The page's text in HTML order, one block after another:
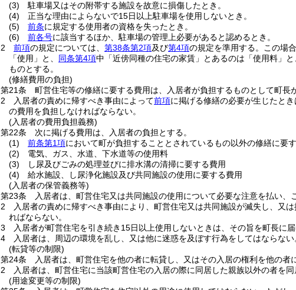
(3)
駐車場又はその附帯する施設を故意に損傷したとき。
(4)
正当な理由によらないで15日以上駐車場を使用しないとき。
(5)
前条に規定する使用者の資格を失ったとき。
(6)
前各号に該当するほか、駐車場の管理上必要があると認めるとき。
2
前項の規定については、 第38条第2項及び第4項の規定を準用する。 この場
「使用」と、 同条第4項中「近傍同種の住宅の家賃」とあるのは「使用料」
ものとする。
(修繕費用の負担)
第21条
町営住宅等の修繕に要する費用は、入居者が負担するものとして町長
2
入居者の責めに帰すべき事由によって前項に掲げる修繕の必要が生じたとき
の費用を負担しなければならない。
(入居者の費用負担義務)
第22条
次に掲げる費用は、入居者の負担とする。
(1)
前条第1項において町が負担することとされているもの以外の修繕に要
(2)
電気、ガス、水道、下水道等の使用料
(3)
し尿及びごみの処理並びに排水溝の清掃に要する費用
(4)
給水施設、し尿浄化施設及び共同施設の使用に要する費用
(入居者の保管義務等)
第23条
入居者は、町営住宅又は共同施設の使用について必要な注意を払い、
2
入居者の責めに帰すべき事由により、町営住宅又は共同施設が滅失し、又
ればならない。
3
入居者が町営住宅を引き続き15日以上使用しないときは、その旨を町長に届
4
入居者は、周辺の環境を乱し、又は他に迷惑を及ぼす行為をしてはならない
(転貸等の制限)
第24条
入居者は、町営住宅を他の者に転貸し、又はその入居の権利を他の者
2
入居者は、町営住宅に当該町営住宅の入居の際に同居した親族以外の者を
(用途変更等の制限)